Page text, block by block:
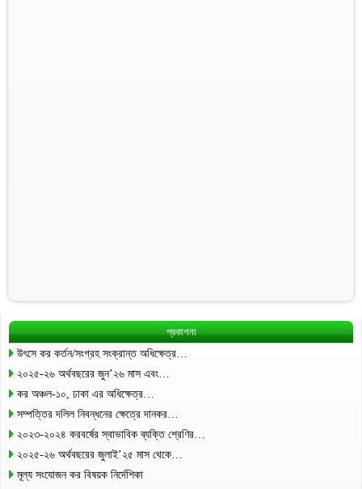
প্রকাশনা
উৎসে কর কর্তন/সংগ্রহ সংক্রান্ত অধিক্ষেত্র…
২০২৫-২৬ অর্থবছরের জুন’২৬ মাস এবং…
কর অঞ্চল-১০, ঢাকা এর অধিক্ষেত্র…
সম্পত্তির দলিল নিবন্ধনের ক্ষেত্রে দানকর…
২০২৩-২০২৪ করবর্ষের স্বাভাবিক ব্যক্তি শ্রেণির…
২০২৫-২৬ অর্থবছরের জুলাই’২৫ মাস থেকে…
মূল্য সংযোজন কর বিষয়ক নির্দেশিকা